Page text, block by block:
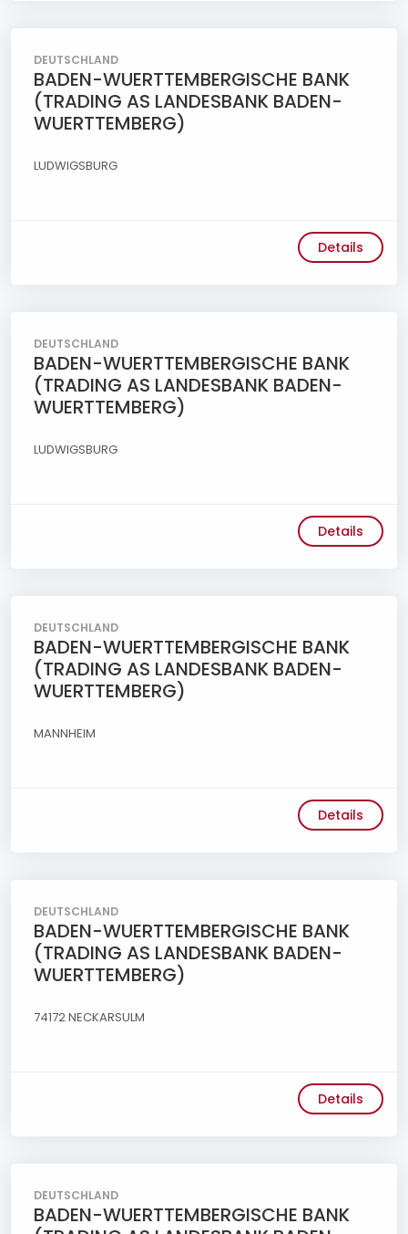
DEUTSCHLAND
BADEN-WUERTTEMBERGISCHE BANK
(TRADING AS LANDESBANK BADEN-
WUERTTEMBERG)
LUDWIGSBURG
Details
DEUTSCHLAND
BADEN-WUERTTEMBERGISCHE BANK
(TRADING AS LANDESBANK BADEN-
WUERTTEMBERG)
LUDWIGSBURG
Details
DEUTSCHLAND
BADEN-WUERTTEMBERGISCHE BANK
(TRADING AS LANDESBANK BADEN-
WUERTTEMBERG)
MANNHEIM
Details
DEUTSCHLAND
BADEN-WUERTTEMBERGISCHE BANK
(TRADING AS LANDESBANK BADEN-
WUERTTEMBERG)
74172 NECKARSULM
Details
DEUTSCHLAND
BADEN-WUERTTEMBERGISCHE BANK